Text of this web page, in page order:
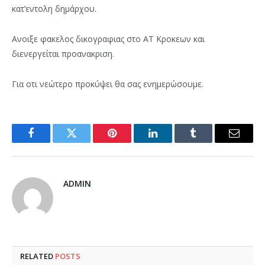
κατ’εντολη δημάρχου.
Ανοιξε φακελος δικογραφιας στο ΑΤ Κροκεων και
διενεργείται προανακριση.
Για οτι νεώτερο προκύψει θα σας ενημερώσουμε.
FacebookTwitter Pinterest LinkedInTumblr Email
ADMIN
RELATED POSTS